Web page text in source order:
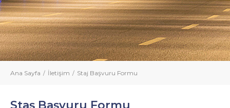
Ana Sayfa İletişim Staj Başvuru Formu
Staş Başvuru Formu